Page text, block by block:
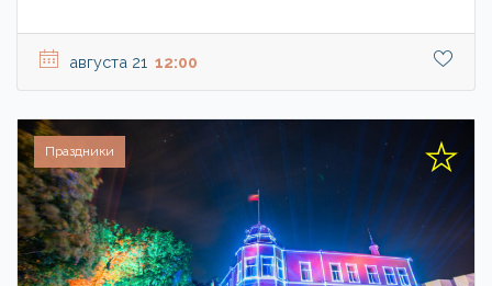
августа 21 12:00
Праздники